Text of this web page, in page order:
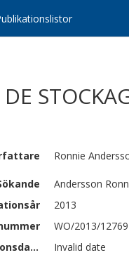
Ronnie
Andersson
2013
WO/2013/
Patentets publikationsdatum
Invalid date